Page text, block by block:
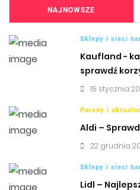
NAJNOWSZE
Sklepy i sieci
Kaufland -
sprawdź
15 stycznia
Porady i
Aldi –
22 grudnia
Sklepy i sieci
Lidl –